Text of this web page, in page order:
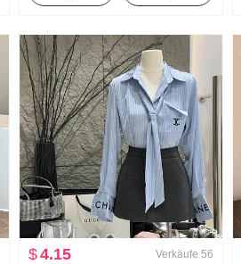
Hemd
$4.15 Verkäufe 56